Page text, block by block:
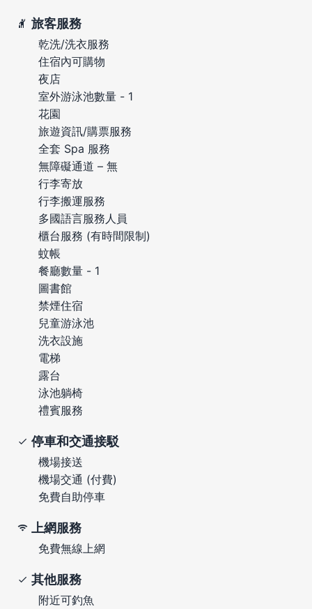
旅客服務
乾洗/洗衣服務
住宿內可購物
夜店
室外游泳池數量 - 1
花園
旅遊資訊/購票服務
全套 Spa 服務
無障礙通道 – 無
行李寄放
行李搬運服務
多國語言服務人員
櫃台服務 (有時間限制)
蚊帳
餐廳數量 - 1
圖書館
禁煙住宿
兒童游泳池
洗衣設施
電梯
露台
泳池躺椅
禮賓服務
停車和交通接駁
機場接送
機場交通 (付費)
免費自助停車
上網服務
免費無線上網
其他服務
附近可釣魚